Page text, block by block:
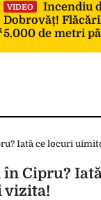
VIDEO
Incendiu
Dobrovăț!
5.000 de metri
în Cipru?
vizita!